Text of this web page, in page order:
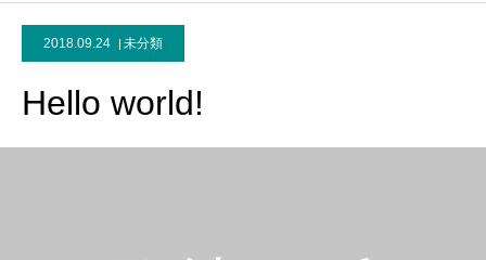
2018.09.24 未分類
Hello world!